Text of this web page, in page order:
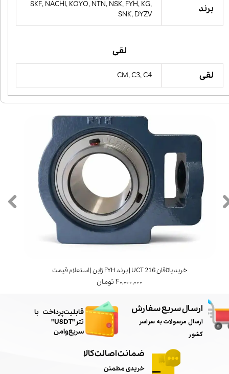
برند
SKF, NACHI, KOYO, NTN, NSK, FYH, KG,
SNK, DYZV
لقی
لقی CM, C3, C4
خرید یاتاقان UCT 216 | برند FYH ژاپن | استعلام قیمت
۴۰,۰۰۰,۰۰۰ تومان
ارسال سریع سفارش
ارسال مرسولات به سراسر
کشور
ضمانت اصالت کالا
خریدی مطمئن
​قابلیت پرداخت با
تتر"USDT"
سریع و امن